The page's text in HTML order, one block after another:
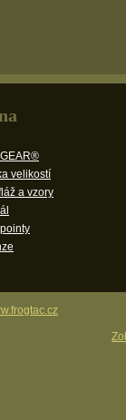
velikostí
a vzory